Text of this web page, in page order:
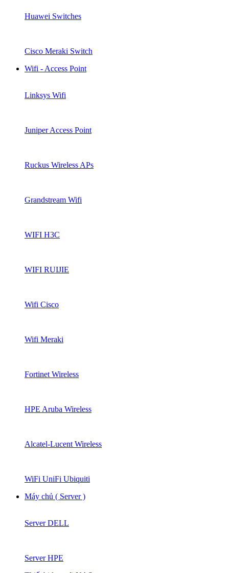
Huawei Switches
Cisco Meraki Switch
Wifi - Access Point
Linksys Wifi
Juniper Access Point
Ruckus Wireless APs
Grandstream Wifi
WIFI H3C
WIFI RUIJIE
Wifi Cisco
Wifi Meraki
Fortinet Wireless
HPE Aruba Wireless
Alcatel-Lucent Wireless
WiFi UniFi Ubiquiti
Máy chủ ( Server )
Server DELL
Server HPE